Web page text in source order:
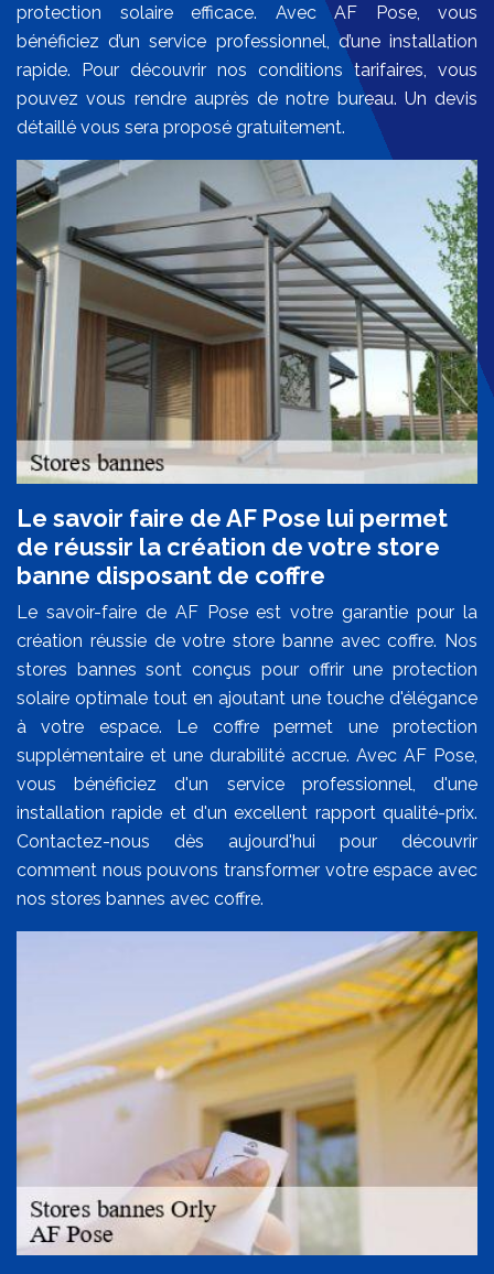
protection solaire efficace. Avec AF Pose, vous
bénéficiez d’un service professionnel, d’une installation
rapide. Pour découvrir nos conditions tarifaires, vous
pouvez vous rendre auprès de notre bureau. Un devis
détaillé vous sera proposé gratuitement.
Le savoir faire de AF Pose lui permet
de réussir la création de votre store
banne disposant de coffre
Le savoir-faire de AF Pose est votre garantie pour la
création réussie de votre store banne avec coffre. Nos
stores bannes sont conçus pour offrir une protection
solaire optimale tout en ajoutant une touche d'élégance
à votre espace. Le coffre permet une protection
supplémentaire et une durabilité accrue. Avec AF Pose,
vous bénéficiez d'un service professionnel, d'une
installation rapide et d'un excellent rapport qualité-prix.
Contactez-nous dès aujourd'hui pour découvrir
comment nous pouvons transformer votre espace avec
nos stores bannes avec coffre.